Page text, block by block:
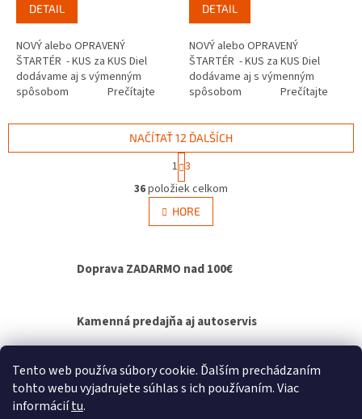
Tento web používa súbory cookie. Ďalším prechádzaním
tohto webu vyjadrujete súhlas s ich používaním. Viac
informáciítu.
DETAIL
NOVÝ alebo OPRAVENÝ
ŠTARTÉR - KUS za KUS Diel
dodávame aj s výmenným
spôsobom Prečítajte
DETAIL
NOVÝ alebo OPRAVENÝ
ŠTARTÉR - KUS za KUS Diel
dodávame aj s výmenným
spôsobom Prečítajte
O
v
l
á
c
p
r
v
k
y
v
NAČÍTAŤ 12 ĎALŠÍCH
S
t
r
á
n
k
a
1 3
36položiek celkom
HORE
Doprava ZADARMO nad 100€
Kamenná predajňa aj autoservis
Výmenný spôsob agregátov - bez čakania na
opravu